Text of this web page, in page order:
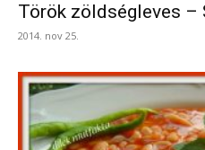
Török zöldségleves –
2014. nov 25.